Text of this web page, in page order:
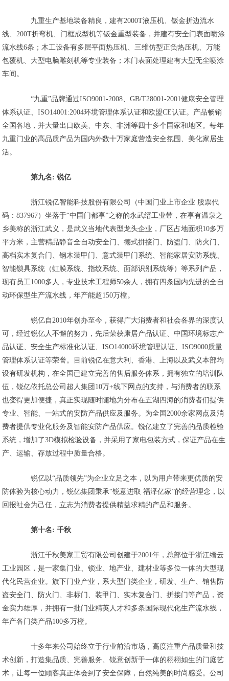
九重生产基地装备精良，建有2000T液压机、钣金折边流水
线、200T折弯机、门框成型机等钣金重型装备，并建有安全门表面喷涂
流水线6条；木工设备有多层平面热压机、三维仿型正负热压机、万能
包覆机、大型电脑雕刻机等专业装备；木门表面处理建有大型无尘喷涂
车间。
“九重”品牌通过ISO9001-2008、GB/T28001-2001健康安全管理
体系认证、ISO14001:2004环境管理体系认证和欧盟CE认证。产品畅销
全国各地，并大量出口欧美、中东、非洲等四十多个国家和地区。每年
九重门业的高品质产品为国内外数十万家庭营造安全氛围、美化家居生
活。
第九名: 锐亿
浙江锐亿智能科技股份有限公司（中国门业上市企业 股票代
码：837967）坐落于“中国门都享”之称的永武缙工业带，在享有温泉之
乡美称的浙江武义，是武义当地代表型龙头企业，厂区占地面积10多万
平方米，主营精品静音全自动安全门、德式拼接门、防盗门、防火门、
高档实木复合门、钢木装甲门、意式装甲门系统、智能家居安防系统、
智能锁具系统（虹膜系统、指纹系统、面部识别系统等）等系列产品，
现有员工1000多人，专业技术工程师50余人，拥有四条国内先进的全自
动环保型生产流水线，年产能超150万樘。
锐亿自2010年创办至今，获得广大消费者和社会各界的深度认
可，经过锐亿人不懈的努力，先后荣获康居产品认证、中国环境标志产
品认证、安全生产标准化认证、ISO14000环境管理认证、ISO9000质量
管理体系认证等荣誉。目前锐亿在意大利、香港、上海以及武义本部均
设有研发机构，在全国已建立完善的售后服务体系，拥有独立的培训队
伍，锐亿依托总公司超人集团10万+线下网点的支持，与消费者的联系
也变得更加便捷，真正实现随时随地为分布在五湖四海的消费者们提供
专业、智能、一站式的安防产品供应及服务。为全国2000余家网点及消
费者提供专业化服务及智能安防产品供应。锐亿建立了完善的品质检验
系统，增加了3D模拟检验设备，并采用了家电包装方式，保证产品在生
产、运输、存放过程中质量合格。
锐亿以“品质领先”为企业立足之本，以为用户带来更优质的安
防体验为核心动力，锐亿集团秉承“锐意进取 福泽亿家”的经营理念，以
回报社会为己任，立志为消费者提供精益求精的产品和服务。
第十名: 千秋
浙江千秋美家工贸有限公司创建于2001年，总部位于浙江缙云
工业园区，是一家集门业、锁业、地产业、建材业等多位一体的大型现
代化民营企业。旗下门业产业，系大型门类企业，研发、生产、销售防
盗安全门、防火门、非标门、装甲门、实木复合门、拼接门等产品，资
金实力雄厚，并拥有一批门业精英人才和多条国际现代化生产流水线，
年产各门类产品100多万樘。
十多年来公司始终立于行业前沿市场，高度注重产品质量和技
术创新，打造集品质、完善服务、锐意创新于一体的栩栩如生的门庭艺
术，让每一位顾客真正体会到了安全保障，自然纯美的时尚感受。公司